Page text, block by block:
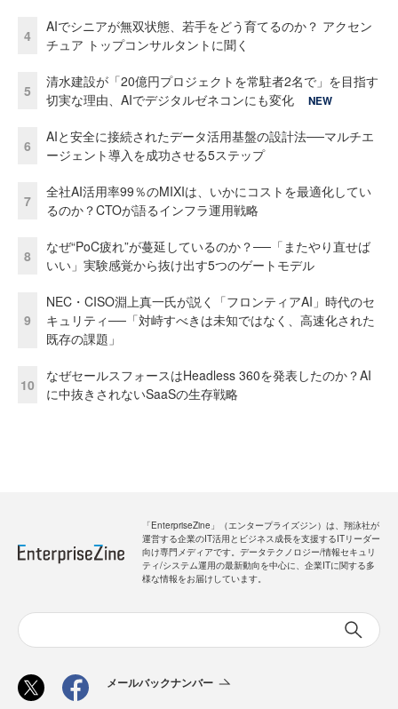
4
AIでシニアが無双状態、若手をどう育てるのか？ アクセン
チュア トップコンサルタントに聞く
5
清水建設が「20億円プロジェクトを常駐者2名で」を目指す
切実な理由、AIでデジタルゼネコンにも変化
NEW
6
AIと安全に接続されたデータ活用基盤の設計法──マルチエ
ージェント導入を成功させる5ステップ
7
全社AI活用率99％のMIXIは、いかにコストを最適化してい
るのか？CTOが語るインフラ運用戦略
8
なぜ“PoC疲れ”が蔓延しているのか？──「またやり直せば
いい」実験感覚から抜け出す5つのゲートモデル
9
NEC・CISO淵上真一氏が説く「フロンティアAI」時代のセ
キュリティ──「対峙すべきは未知ではなく、高速化された
既存の課題」
10
なぜセールスフォースはHeadless 360を発表したのか？AI
に中抜きされないSaaSの生存戦略
「EnterpriseZine」（エンタープライズジン）は、翔泳社が
運営する企業のIT活用とビジネス成長を支援するITリーダー
向け専門メディアです。データテクノロジー/情報セキュリ
ティ/システム運用の最新動向を中心に、企業ITに関する多
様な情報をお届けしています。
メールバックナンバー